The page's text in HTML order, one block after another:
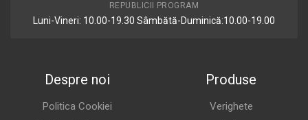
REPUBLICII PROGRAM
Luni-Vineri: 10.00-19.30 Sâmbătă-Duminică:10.00-19.00
Despre noi
Politica Cookiei
Produse
Verighete